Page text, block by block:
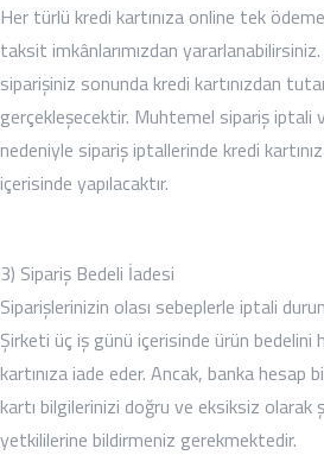
Her türlü kredi kartınıza online tek
taksit imkânlarımızdan
siparişiniz sonunda kredi kartınızdan
gerçekleşecektir. Muhtemel sipariş iptali
nedeniyle sipariş iptallerinde kredi
içerisinde yapılacaktır.
3) Sipariş Bedeli İadesi
Siparişlerinizin olası sebeplerle iptali
Şirketi üç iş günü içerisinde ürün bedelini
kartınıza iade eder. Ancak, banka hesap
kartı bilgilerinizi doğru ve eksiksiz
yetkililerine bildirmeniz gerekmektedir.